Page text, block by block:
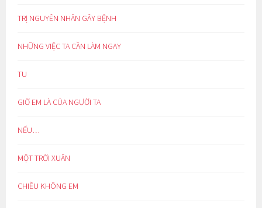
TRỊ NGUYÊN NHÂN GÂY BỆNH
NHỮNG VIỆC TA CẦN LÀM NGAY
TU
GIỜ EM LÀ CỦA NGƯỜI TA
NẾU…
MỘT TRỜI XUÂN
CHIỀU KHÔNG EM